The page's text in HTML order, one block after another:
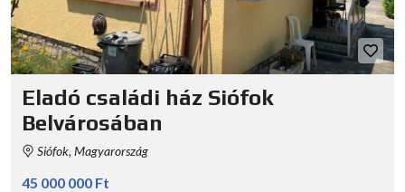
Eladó családi ház Siófok
Belvárosában
Siófok, Magyarország
45 000 000 Ft